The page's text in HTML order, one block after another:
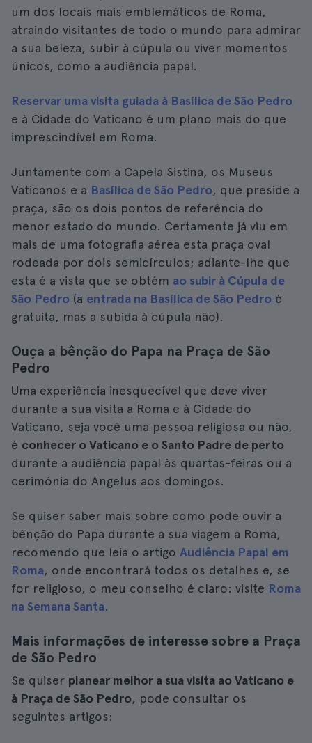
um dos locais mais emblemáticos de Roma,
atraindo visitantes de todo o mundo para admirar
a sua beleza, subir à cúpula ou viver momentos
únicos, como a audiência papal.
Reservar uma visita guiada à Basílica de São Pedro
e à Cidade do Vaticano é um plano mais do que
imprescindível em Roma.
Juntamente com a Capela Sistina, os Museus
Vaticanos e a Basílica de São Pedro, que preside a
praça, são os dois pontos de referência do
menor estado do mundo. Certamente já viu em
mais de uma fotografia aérea esta praça oval
rodeada por dois semicírculos; adiante-lhe que
esta é a vista que se obtém ao subir à Cúpula de
São Pedro (a entrada na Basílica de São Pedro é
gratuita, mas a subida à cúpula não).
Ouça a bênção do Papa na Praça de São
Pedro
Uma experiência inesquecível que deve viver
durante a sua visita a Roma e à Cidade do
Vaticano, seja você uma pessoa religiosa ou não,
é conhecer o Vaticano e o Santo Padre de perto
durante a audiência papal às quartas-feiras ou a
cerimónia do Angelus aos domingos.
Se quiser saber mais sobre como pode ouvir a
bênção do Papa durante a sua viagem a Roma,
recomendo que leia o artigo Audiência Papal em
Roma, onde encontrará todos os detalhes e, se
for religioso, o meu conselho é claro: visite Roma
na Semana Santa.
Mais informações de interesse sobre a Praça
de São Pedro
Se quiser planear melhor a sua visita ao Vaticano e
à Praça de São Pedro, pode consultar os
seguintes artigos: